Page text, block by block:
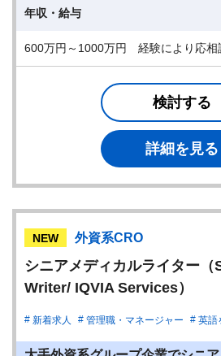
年収・給与
600万円～1000万円 経験により応相
検討する
詳細を見る
NEW 外資系CRO
シニアメディカルライター（
Writer/ IQVIA Services）
新着求人 管理職・マネージャー 英語